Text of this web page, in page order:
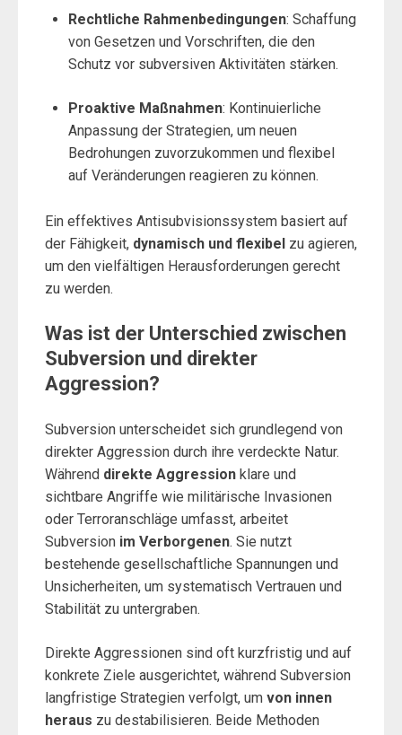
Rechtliche Rahmenbedingungen: Schaffung
von Gesetzen und Vorschriften, die den
Schutz vor subversiven Aktivitäten stärken.
Proaktive Maßnahmen: Kontinuierliche
Anpassung der Strategien, um neuen
Bedrohungen zuvorzukommen und flexibel
auf Veränderungen reagieren zu können.
Ein effektives Antisubvisionssystem basiert auf
der Fähigkeit, dynamisch und flexibel zu agieren,
um den vielfältigen Herausforderungen gerecht
zu werden.
Was ist der Unterschied zwischen
Subversion und direkter
Aggression?
Subversion unterscheidet sich grundlegend von
direkter Aggression durch ihre verdeckte Natur.
Während direkte Aggression klare und
sichtbare Angriffe wie militärische Invasionen
oder Terroranschläge umfasst, arbeitet
Subversion im Verborgenen. Sie nutzt
bestehende gesellschaftliche Spannungen und
Unsicherheiten, um systematisch Vertrauen und
Stabilität zu untergraben.
Direkte Aggressionen sind oft kurzfristig und auf
konkrete Ziele ausgerichtet, während Subversion
langfristige Strategien verfolgt, um von innen
heraus zu destabilisieren. Beide Methoden